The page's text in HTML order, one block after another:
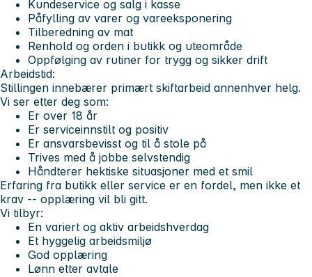
Kundeservice og salg i kasse
Påfylling av varer og vareeksponering
Tilberedning av mat
Renhold og orden i butikk og uteområde
Oppfølging av rutiner for trygg og sikker drift
Arbeidstid:
Stillingen innebærer primært skiftarbeid annenhver helg.
Vi ser etter deg som:
Er over 18 år
Er serviceinnstilt og positiv
Er ansvarsbevisst og til å stole på
Trives med å jobbe selvstendig
Håndterer hektiske situasjoner med et smil
Erfaring fra butikk eller service er en fordel, men ikke et
krav -- opplæring vil bli gitt.
Vi tilbyr:
En variert og aktiv arbeidshverdag
Et hyggelig arbeidsmiljø
God opplæring
Lønn etter avtale